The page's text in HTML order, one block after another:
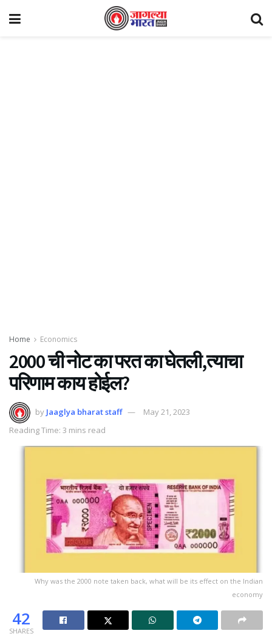
Home Economics
2000 ची नोट का परत का घेतली,त्याचा
परिणाम काय होईल?
by Jaaglya bharat staff
May 21, 2023
Reading Time: 3 mins read
Why was the 2000 note taken back, what will be its effect on the Indian
economy
42
SHARES